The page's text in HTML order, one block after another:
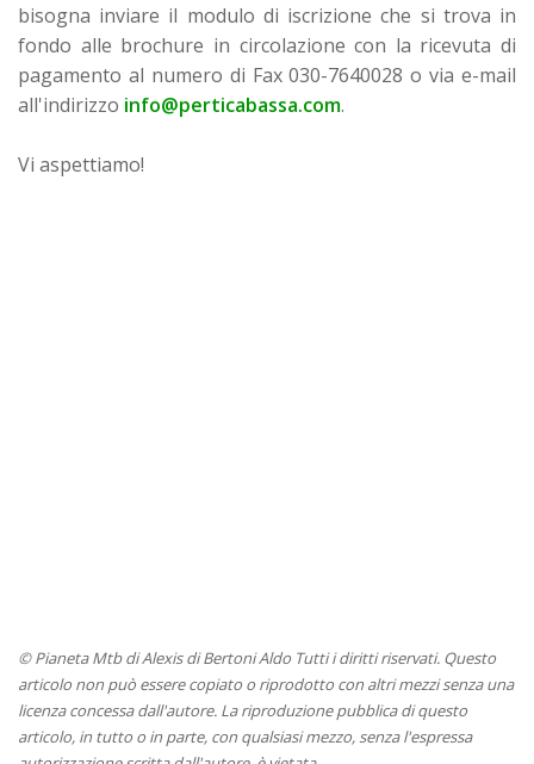
bisogna inviare il modulo di iscrizione che si trova in
fondo alle brochure in circolazione con la ricevuta di
pagamento al numero di Fax 030-7640028 o via e-mail
all'indirizzo info@perticabassa.com.
Vi aspettiamo!
© Pianeta Mtb di Alexis di Bertoni Aldo Tutti i diritti riservati. Questo
articolo non può essere copiato o riprodotto con altri mezzi senza una
licenza concessa dall'autore. La riproduzione pubblica di questo
articolo, in tutto o in parte, con qualsiasi mezzo, senza l'espressa